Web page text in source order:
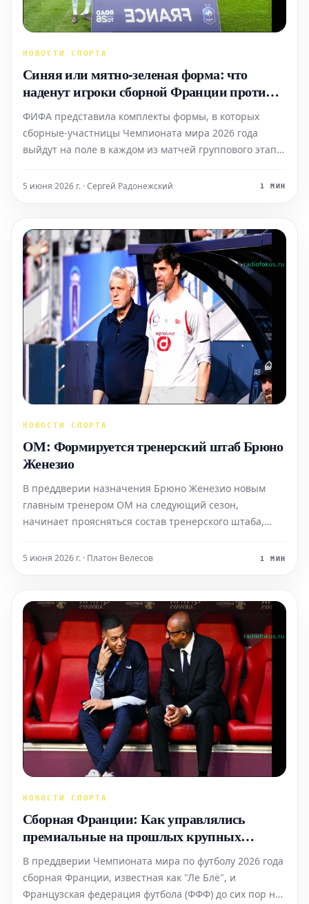
НОВОСТИ СПОРТА
Синяя или мятно-зеленая форма: что
наденут игроки сборной Франции против
Сенегала, Ирака и Норвегии?
ФИФА представила комплекты формы, в которых
сборные-участницы Чемпионата мира 2026 года
выйдут на поле в каждом из матчей группового этапа.
пал на 'домашний' комплект формы, но с одной
5 июня 2026 г. · Сергей Радонежский 1 МИН
НОВОСТИ СПОРТА
ОМ: Формируется тренерский штаб Брюно
Женезио
В преддверии назначения Брюно Женезио новым
главным тренером ОМ на следующий сезон,
начинает проясняться состав тренерского штаба,
«Лилля» в его новом марсельском приключении.
5 июня 2026 г. · Платон Велесов 1 МИН
НОВОСТИ СПОРТА
Сборная Франции: Как управлялись
премиальные на прошлых крупных
соревнованиях
В преддверии Чемпионата мира по футболу 2026 года
сборная Франции, известная как "Ле Блё", и
Французская федерация футбола (ФФФ) до сих пор не